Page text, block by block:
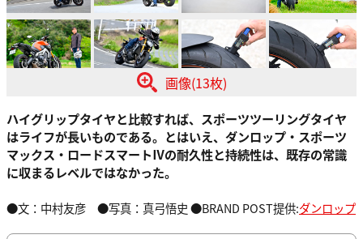
画像(13枚)
ハイグリップタイヤと比較すれば、スポーツツーリングタイヤ
はライフが長いものである。とはいえ、ダンロップ・スポーツ
マックス・ロードスマートⅣの耐久性と持続性は、既存の常識
に収まるレベルではなかった。
●文：中村友彦 ●写真：真弓悟史 ●BRAND POST提供:ダンロップ